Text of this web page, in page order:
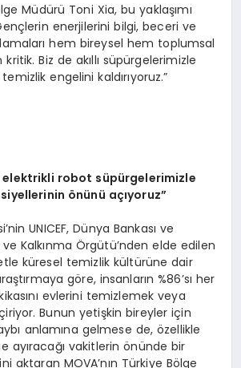
Müdürü Toni Xia, bu yaklaşımı
enerjilerini bilgi, beceri ve
hem bireysel hem toplumsal
kritik. Biz de akıllı süpürgelerimizle
engelini kaldırıyoruz.”
robot süpürgelerimizle
önünü açıyoruz”
UNICEF, Dünya Bankası ve
Kalkınma Örgütü’nden elde edilen
küresel temizlik kültürüne dair
göre, insanların %86’sı her
evlerini temizlemek veya
Bunun yetişkin bireyler için
anlamına gelmese de, özellikle
ayıracağı vakitlerin önünde bir
aktaran MOVA’nın Türkiye Bölge